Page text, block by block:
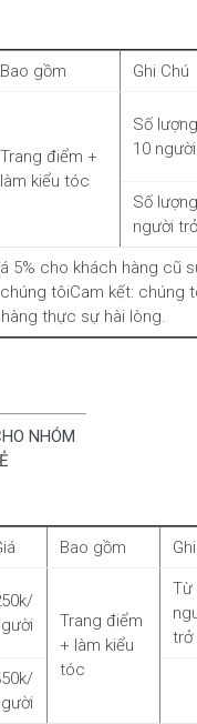
Bao gồm Ghi Chú
Trang điểm +
làm kiểu tóc
Số
10 người
Số
người
5% cho khách hàng cũ
tôiCam kết: chúng
thực sự hài lòng.
NHÓM
Bao gồm
Trang điểm
+ làm kiểu
tóc
Từ
trở